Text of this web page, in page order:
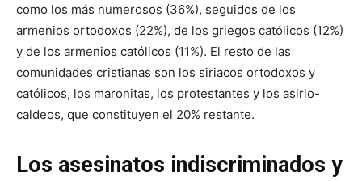
como los más numerosos (36%), seguidos de los
armenios ortodoxos (22%), de los griegos católicos (12%)
y de los armenios católicos (11%). El resto de las
comunidades cristianas son los siriacos ortodoxos y
católicos, los maronitas, los protestantes y los asirio-
caldeos, que constituyen el 20% restante.
Los asesinatos indiscriminados y